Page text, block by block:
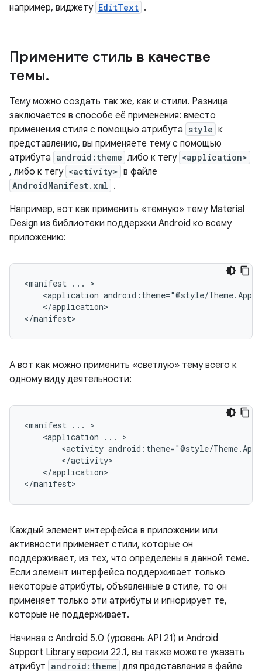
например, виджету EditText .
Примените стиль в качестве
темы.
Тему можно создать так же, как и стили. Разница
заключается в способе её применения: вместо
применения стиля с помощью атрибута style к
представлению, вы применяете тему с помощью
атрибута android:theme либо к тегу <application>
, либо к тегу <activity> в файле
AndroidManifest.xml .
Например, вот как применить «темную» тему Material
Design из библиотеки поддержки Android ко всему
приложению:
<manifest ...
<application android:theme="@style/
</application>
</manifest>
А вот как можно применить «светлую» тему всего к
одному виду деятельности:
<manifest ...
<application
...
<activity android:theme="@style/
</application>
</manifest>
Каждый элемент интерфейса в приложении или
активности применяет стили, которые он
поддерживает, из тех, что определены в данной теме.
Если элемент интерфейса поддерживает только
некоторые атрибуты, объявленные в стиле, то он
применяет только эти атрибуты и игнорирует те,
которые не поддерживает.
Начиная с Android 5.0 (уровень API 21) и Android
Support Library версии 22.1, вы также можете указать
атрибут android:theme для представления в файле